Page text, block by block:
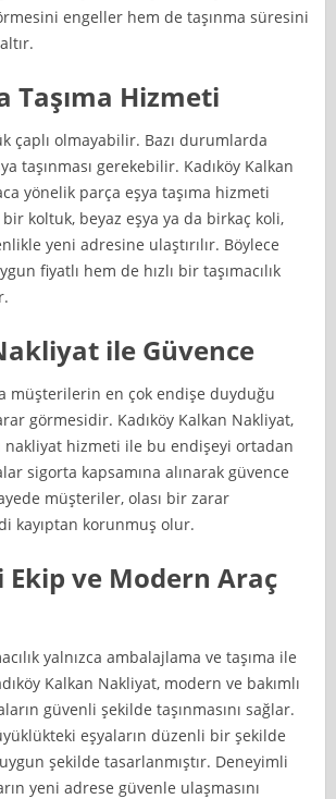
engeller hem de taşınma süresini
Taşıma Hizmeti
çaplı olmayabilir. Bazı durumlarda
taşınması gerekebilir. Kadıköy Kalkan
yönelik parça eşya taşıma hizmeti
koltuk, beyaz eşya ya da birkaç koli,
yeni adresine ulaştırılır. Böylece
fiyatlı hem de hızlı bir taşımacılık
ile Güvence
müşterilerin en çok endişe duyduğu
görmesidir. Kadıköy Kalkan Nakliyat,
nakliyat hizmeti ile bu endişeyi ortadan
sigorta kapsamına alınarak güvence
müşteriler, olası bir zarar
kayıptan korunmuş olur.
Ekip ve Modern Araç
yalnızca ambalajlama ve taşıma ile
Kalkan Nakliyat, modern ve bakımlı
güvenli şekilde taşınmasını sağlar.
eşyaların düzenli bir şekilde
şekilde tasarlanmıştır. Deneyimli
yeni adrese güvenle ulaşmasını